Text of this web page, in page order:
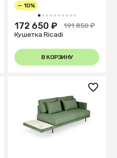
1 2 3 4 5 6 7 8 9 10
— 10%
172 650 ₽
191 850 ₽
Кушетка Ricadi
В КОРЗИНУ